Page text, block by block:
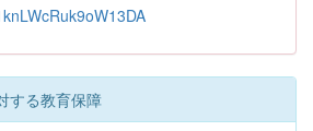
する教育保障